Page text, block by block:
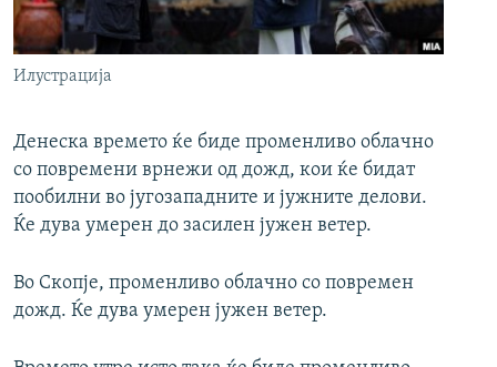
РСЕ веб страници
Илустрација
Денеска времето ќе биде променливо облачно
со повремени врнежи од дожд, кои ќе бидат
пообилни во југозападните и јужните делови.
Ќе дува умерен до засилен јужен ветер.
Во Скопје, променливо облачно со повремен
дожд. Ќе дува умерен јужен ветер.